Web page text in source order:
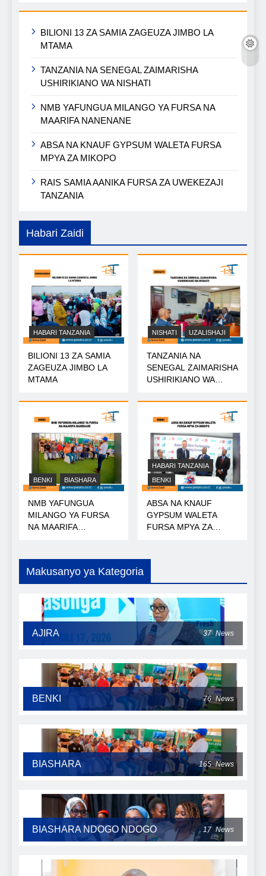
BILIONI 13 ZA SAMIA ZAGEUZA JIMBO LA
MTAMA
TANZANIA NA SENEGAL ZAIMARISHA
USHIRIKIANO WA NISHATI
NMB YAFUNGUA MILANGO YA FURSA NA
MAARIFA NANENANE
ABSA NA KNAUF GYPSUM WALETA FURSA
MPYA ZA MIKOPO
RAIS SAMIA AANIKA FURSA ZA UWEKEZAJI
TANZANIA
Habari Zaidi
HABARI TANZANIA
BILIONI 13 ZA SAMIA
ZAGEUZA JIMBO LA
MTAMA
NISHATI UZALISHAJI
TANZANIA NA
SENEGAL ZAIMARISHA
USHIRIKIANO WA
BENKI BIASHARA
NMB YAFUNGUA
MILANGO YA FURSA
NA MAARIFA
HABARI TANZANIA
BENKI
ABSA NA KNAUF
GYPSUM WALETA
FURSA MPYA ZA
Makusanyo ya Kategoria
AJIRA 37 News
BENKI 76 News
BIASHARA 165 News
BIASHARA NDOGO NDOGO 17 News